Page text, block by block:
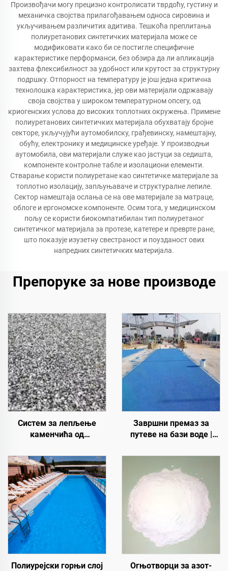
Произвођачи могу прецизно контролисати тврдоћу, густину и
механичка својства прилагођавањем односа сировина и
укључивањем различитих адитива. Тешкоћа преплитања
полиуретанових синтетичких материјала може се
модификовати како би се постигле специфичне
карактеристике перформанси, без обзира да ли апликација
захтева флексибилност за удобност или крутост за структурну
подршку. Отпорност на температуру је још једна критична
технолошка карактеристика, јер ови материјали одржавају
своја својства у широком температурном опсегу, од
криогенских услова до високих топлотних окружења. Примене
полиуретанових синтетичких материјала обухватају бројне
секторе, укључујући аутомобилску, грађевинску, намештајну,
обућу, електронику и медицинске уређаје. У производњи
аутомобила, ови материјали служе као јастуци за седишта,
компоненте контролне табле и изолациони елементи.
Стварање користи полиуретане као синтетичке материјале за
топлотно изолацију, запљуњаваче и структуралне лепиле.
Сектор намештаја ослања се на ове материјале за матраце,
облоге и ергономске компоненте. Осим тога, у медицинском
пољу се користи биокомпатибилан тип полиуретаног
синтетичког материјала за протезе, катетере и преврте ране,
што показује изузетну свестраност и поузданост ових
напредних синтетичких материјала.
Препоруке за нове производе
Систем за лепљење
каменчића од
Хидроксипропил
полиуретан за уређење и
декорацију пејзажа
Завршни премаз за
путеве на бази воде |
промену боје за
унутрашње и спољашње
коловозе
Полиурејски горњи слој
Огњотворци за азот-